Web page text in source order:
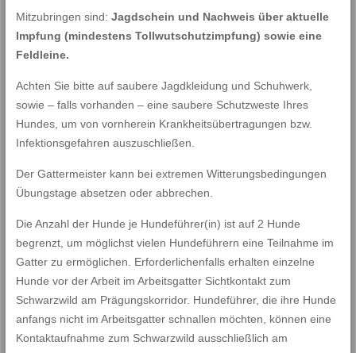
Mitzubringen sind: Jagdschein und Nachweis über aktuelle
Impfung (mindestens Tollwutschutzimpfung) sowie eine
Feldleine.
Achten Sie bitte auf saubere Jagdkleidung und Schuhwerk,
sowie – falls vorhanden – eine saubere Schutzweste Ihres
Hundes, um von vornherein Krankheitsübertragungen bzw.
Infektionsgefahren auszuschließen.
Der Gattermeister kann bei extremen Witterungsbedingungen
Übungstage absetzen oder abbrechen.
Die Anzahl der Hunde je Hundeführer(in) ist auf 2 Hunde
begrenzt, um möglichst vielen Hundeführern eine Teilnahme im
Gatter zu ermöglichen. Erforderlichenfalls erhalten einzelne
Hunde vor der Arbeit im Arbeitsgatter Sichtkontakt zum
Schwarzwild am Prägungskorridor. Hundeführer, die ihre Hunde
anfangs nicht im Arbeitsgatter schnallen möchten, können eine
Kontaktaufnahme zum Schwarzwild ausschließlich am